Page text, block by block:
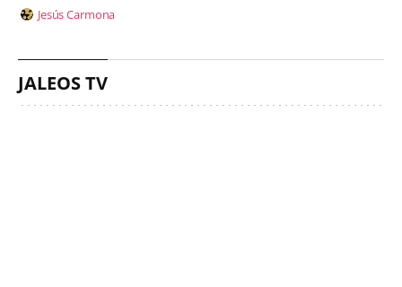
Jesús Carmona
JALEOS TV